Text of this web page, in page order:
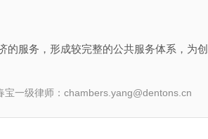
服务，形成较完整的公共服务体系，为创
宝一级律师：chambers.yang@dentons.cn